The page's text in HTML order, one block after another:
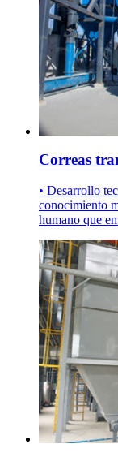
Correas
• Desarrollo
conocimiento
humano que